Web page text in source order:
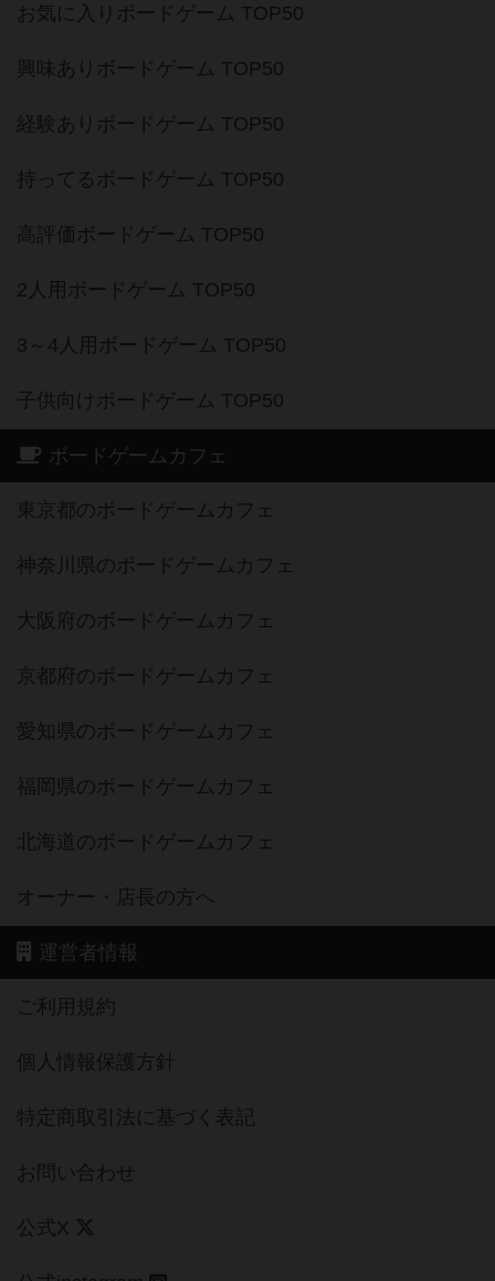
お気に入りボードゲーム TOP50
興味ありボードゲーム TOP50
経験ありボードゲーム TOP50
持ってるボードゲーム TOP50
高評価ボードゲーム TOP50
2人用ボードゲーム TOP50
3～4人用ボードゲーム TOP50
子供向けボードゲーム TOP50
ボードゲームカフェ
東京都のボードゲームカフェ
神奈川県のボードゲームカフェ
大阪府のボードゲームカフェ
京都府のボードゲームカフェ
愛知県のボードゲームカフェ
福岡県のボードゲームカフェ
北海道のボードゲームカフェ
オーナー・店長の方へ
運営者情報
ご利用規約
個人情報保護方針
特定商取引法に基づく表記
お問い合わせ
公式X